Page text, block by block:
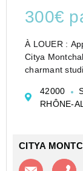
300€
À LOUER :
Citya
charmant
Briand et de
42000
RHÔNE-
CITYA